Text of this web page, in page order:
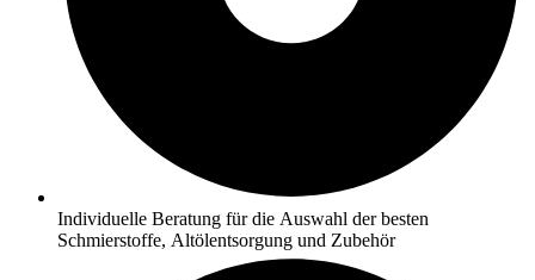
Individuelle Beratung für die Auswahl der besten
Schmierstoffe, Altölentsorgung und Zubehör